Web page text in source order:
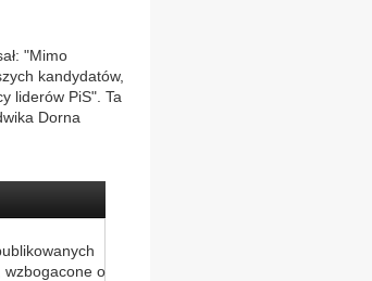
"Mimo
kandydatów,
liderów PiS". Ta
Dorna
wzbogacone o